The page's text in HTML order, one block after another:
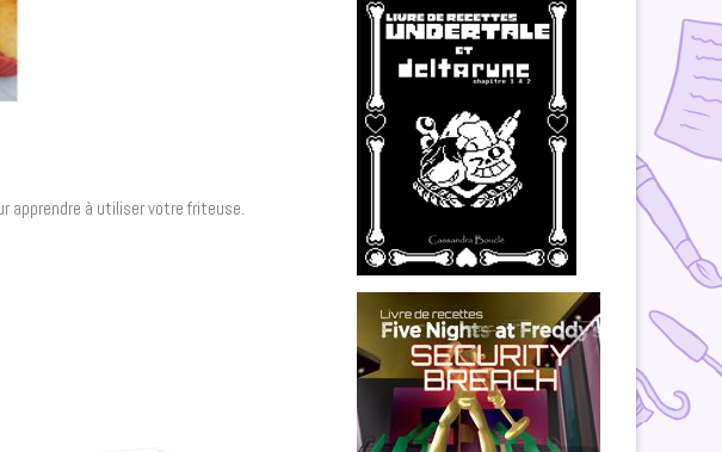
apprendre à utiliser votre friteuse.